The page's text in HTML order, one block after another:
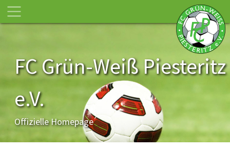
FC Grün-Weiß Piesteritz
e.V.
Offizielle Homepage